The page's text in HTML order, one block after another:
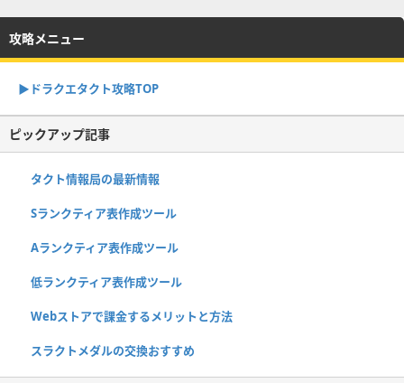
攻略メニュー
▶︎ドラクエタクト攻略TOP
ピックアップ記事
タクト情報局の最新情報
Sランクティア表作成ツール
Aランクティア表作成ツール
低ランクティア表作成ツール
Webストアで課金するメリットと方法
スラクトメダルの交換おすすめ